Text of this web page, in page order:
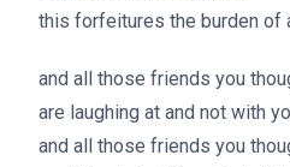
this forfeitures the burden of
and all those friends you
are laughing at and not with
and all those friends you